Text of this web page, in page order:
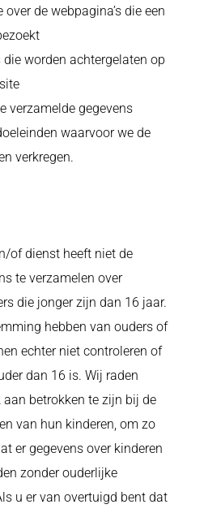
over de webpagina’s die een
die worden achtergelaten op
verzamelde gegevens
waarvoor we de
verkregen.
of dienst heeft niet de
te verzamelen over
die jonger zijn dan 16 jaar.
hebben van ouders of
echter niet controleren of
dan 16 is. Wij raden
betrokken te zijn bij de
van hun kinderen, om zo
er gegevens over kinderen
zonder ouderlijke
u er van overtuigd bent dat